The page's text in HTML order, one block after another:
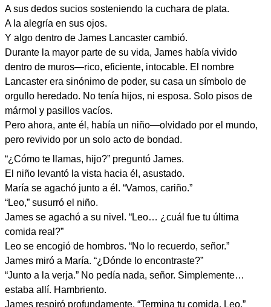
A sus dedos sucios sosteniendo la cuchara de plata.
A la alegría en sus ojos.
Y algo dentro de James Lancaster cambió.
Durante la mayor parte de su vida, James había vivido
dentro de muros—rico, eficiente, intocable. El nombre
Lancaster era sinónimo de poder, su casa un símbolo de
orgullo heredado. No tenía hijos, ni esposa. Solo pisos de
mármol y pasillos vacíos.
Pero ahora, ante él, había un niño—olvidado por el mundo,
pero revivido por un solo acto de bondad.
“¿Cómo te llamas, hijo?” preguntó James.
El niño levantó la vista hacia él, asustado.
María se agachó junto a él. “Vamos, cariño.”
“Leo,” susurró el niño.
James se agachó a su nivel. “Leo… ¿cuál fue tu última
comida real?”
Leo se encogió de hombros. “No lo recuerdo, señor.”
James miró a María. “¿Dónde lo encontraste?”
“Junto a la verja.” No pedía nada, señor. Simplemente…
estaba allí. Hambriento.
James respiró profundamente. “Termina tu comida, Leo.”